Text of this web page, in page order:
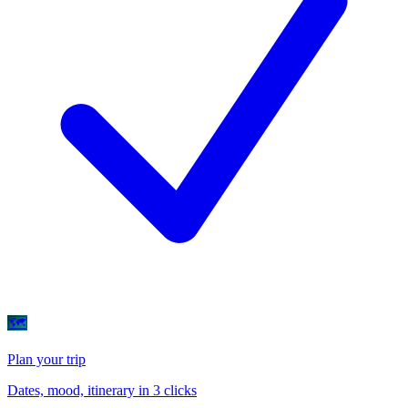
🗺
Plan your trip
Dates, mood, itinerary in 3 clicks